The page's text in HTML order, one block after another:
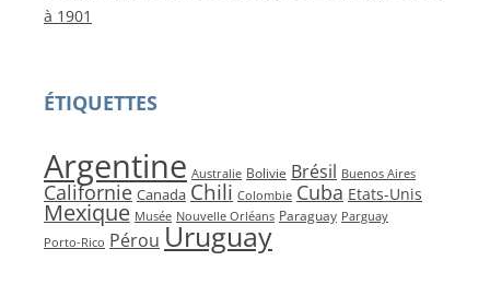
à 1901
ÉTIQUETTES
Argentine Australie Bolivie Brésil Buenos Aires
Californie Canada Chili Colombie Cuba Etats-Unis
Mexique Musée Nouvelle Orléans Paraguay Parguay
Porto-Rico Pérou Uruguay